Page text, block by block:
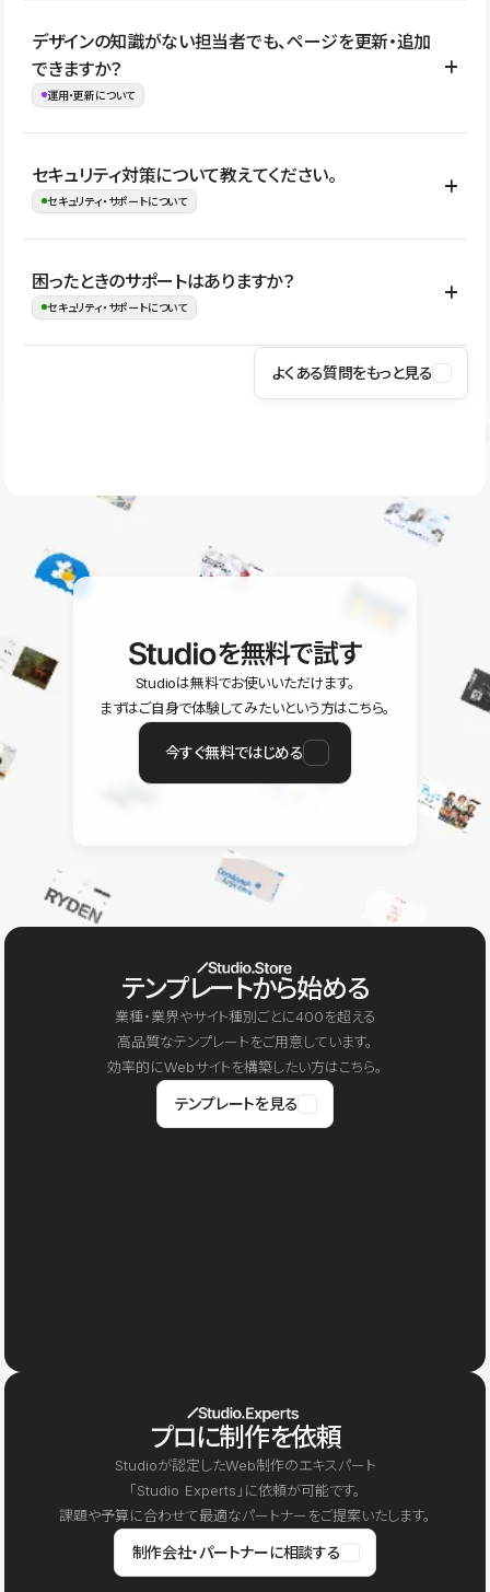
ない段階でも、お問い合わせください。
お問合せはこちら
公開ページ数、バージョン履歴の期間、CMS利用数の上限、権限
管理の有無などがプランごとに異なります。詳しくは料金プランペ
ージをご覧ください。
デザインの知識がない担当者でも、ページを更新・追加
できますか？
運用・更新について
はい。CMSやコンポーネントを活用して更新範囲を設計しておく
ことで、デザインを崩しにくい状態で運用できます。 さらにコン
ながらレイアウトに影響を与えずに更新作業を進めやすくなりま
す。
セキュリティ対策について教えてください。
セキュリティ・サポートについて
Studioでは、公開サイトやサービスを安全に利用できるよう、通信
の暗号化、データ保護、アクセス管理、脆弱性対策など、複数の観
はSSL/TLSによる通信暗号化に対応しており、悪質なスクリプトの
困ったときのサポートはありますか？
セキュリティ・サポートについて
操作方法や機能については、ヘルプセンターでご確認いただけま
ユーザー同士で質問・相談できるコミュニティもご利用ください。
よくある質問をもっと見る
を無料で試す
Studioは無料でお使いいただけます。
まずはご自身で体験してみたいという方はこちら。
今すぐ無料ではじめる
テンプレートから始める
業種・業界やサイト種別ごとに400を超える
高品質なテンプレートをご用意しています。
効率的にWebサイトを構築したい方はこちら。
テンプレートを見る
プロに制作を依頼
Studioが認定したWeb制作のエキスパート
「Studio Experts」に依頼が可能です。
課題や予算に合わせて最適なパートナーをご提案いたします。
制作会社・パートナーに相談する